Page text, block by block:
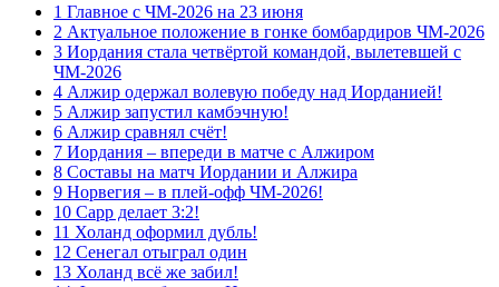
1 Главное с ЧМ-2026 на 23 июня
2 Актуальное положение в гонке бомбардиров ЧМ-2026
3 Иордания стала четвёртой командой, вылетевшей с
ЧМ-2026
4 Алжир одержал волевую победу над Иорданией!
5 Алжир запустил камбэчную!
6 Алжир сравнял счёт!
7 Иордания – впереди в матче с Алжиром
8 Составы на матч Иордании и Алжира
9 Норвегия – в плей-офф ЧМ-2026!
10 Сарр делает 3:2!
11 Холанд оформил дубль!
12 Сенегал отыграл один
13 Холанд всё же забил!